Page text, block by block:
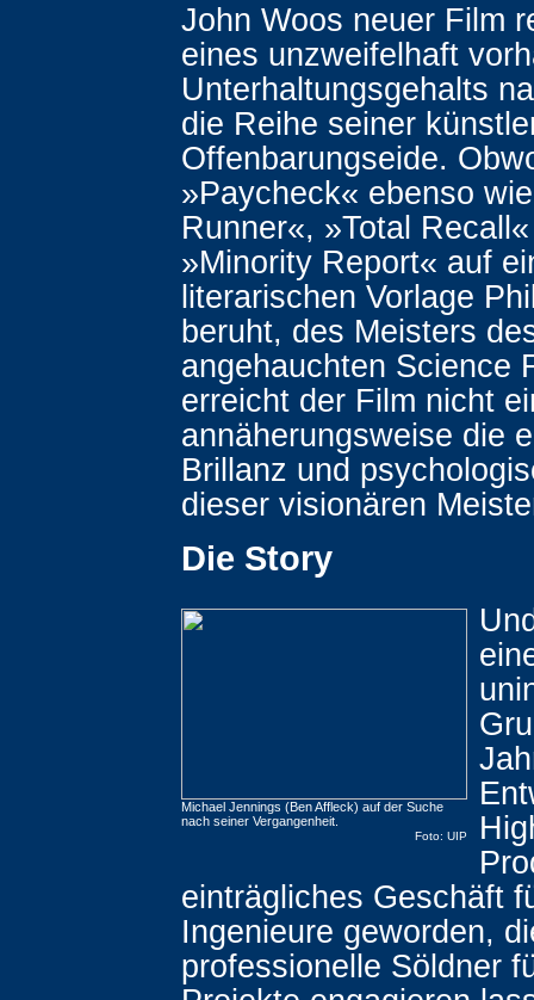
John Woos neuer Film
eines unzweifelhaft
Unterhaltungsgehalts
die Reihe seiner
Offenbarungseide.
»Paycheck« ebenso
Runner«, »Total
»Minority Report« auf
literarischen Vorlage
beruht, des Meisters
angehauchten Science
erreicht der Film nicht
annäherungsweise die
Brillanz und
dieser visionären
Die Story
Michael Jennings (Ben Affleck) auf der Suche
nach seiner Vergangenheit.
Foto: UIP
einträgliches Geschäft
Ingenieure geworden,
professionelle Söldner